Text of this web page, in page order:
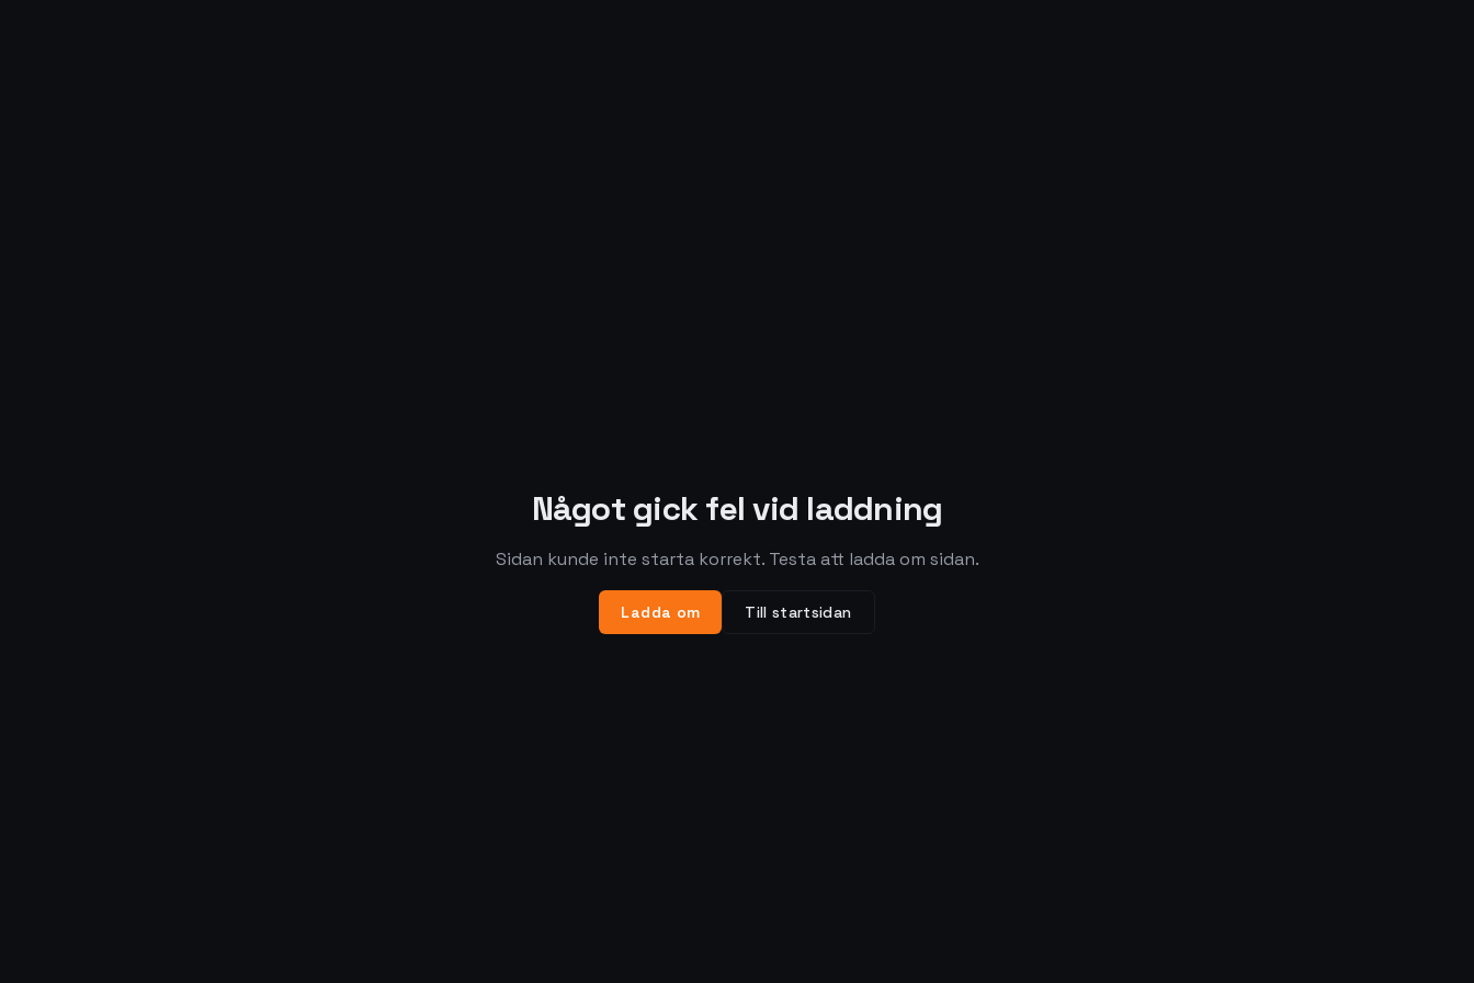
Något gick fel vid laddning
Sidan kunde inte starta korrekt. Testa att ladda om sidan.
Ladda om Till startsidan